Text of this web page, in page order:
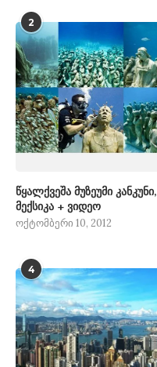
2
წყალქვეშა მუზეუმი კანკუნი,
მექსიკა + ვიდეო
ოქტომბერი 10, 2012
4